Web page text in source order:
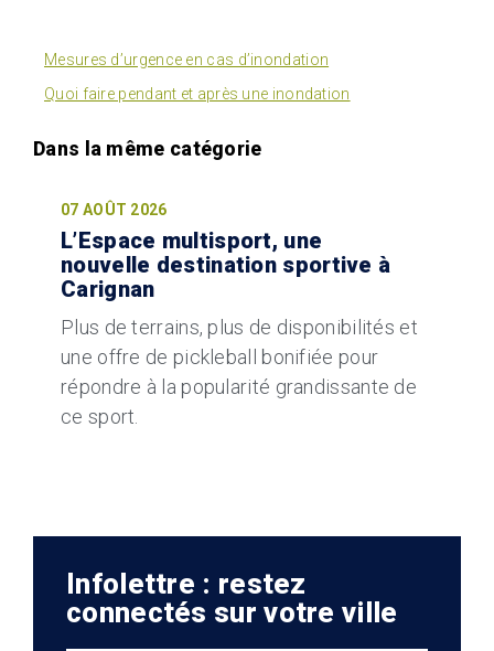
Mesures d’urgence en cas d’inondation
Quoi faire pendant et après une inondation
07 AOÛT 2026
L’Espace multisport, une
nouvelle destination sportive à
Carignan
Plus de terrains, plus de disponibilités et
une offre de pickleball bonifiée pour
répondre à la popularité grandissante de
ce sport.
Infolettre : restez
connectés sur votre ville